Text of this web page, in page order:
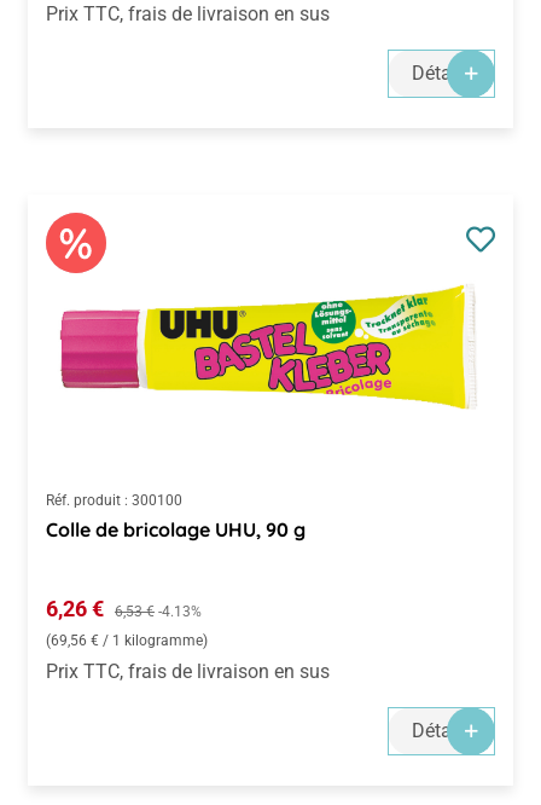
Prix TTC, frais de livraison en sus
Détails
Réf. produit : 300100
Colle de bricolage UHU, 90 g
Prix de vente :
6,26 € Prix régulier :
6,53 € -4.13%
(69,56 € / 1 kilogramme)
Prix TTC, frais de livraison en sus
Détails